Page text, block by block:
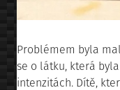
Problémem byla
se o látku, která
intenzitách. Dítě,